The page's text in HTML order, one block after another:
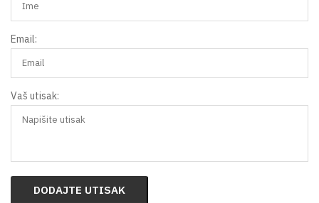
Email:
Vaš utisak:
DODAJTE UTISAK